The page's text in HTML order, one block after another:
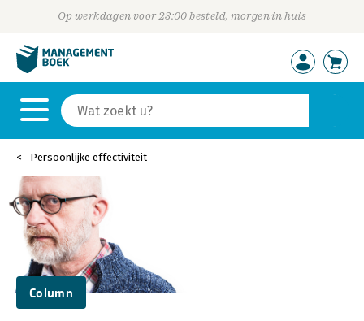
Op werkdagen voor 23:00 besteld, morgen in huis
Persoonlijke effectiviteit
Column